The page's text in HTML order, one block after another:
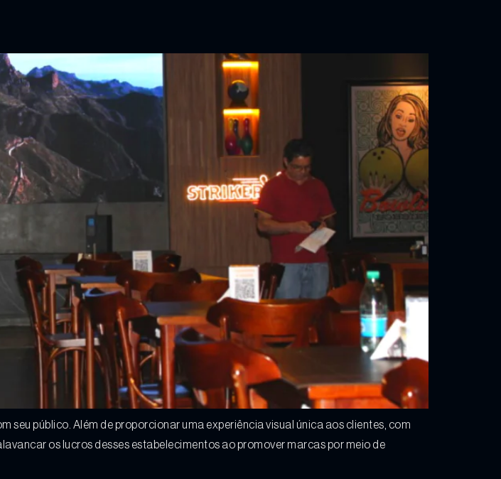
seu público. Além de proporcionar uma experiência visual única aos clientes, com
os lucros desses estabelecimentos ao promover marcas por meio de